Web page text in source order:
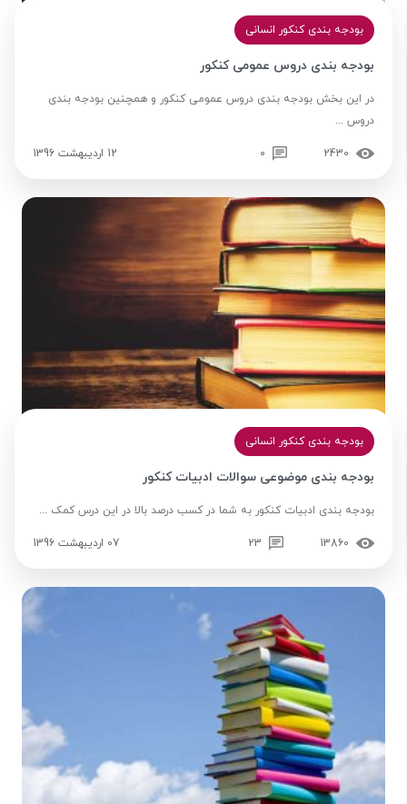
بودجه بندی کنکور انسانی
بودجه بندی دروس عمومی کنکور
در این بخش بودجه بندی دروس عمومی کنکور و همچنین بودجه بندی
دروس ...
2430
0 12 اردیبهشت 1396
بودجه بندی کنکور انسانی
بودجه بندی موضوعی سوالات ادبیات کنکور
بودجه بندی ادبیات کنکور به شما در کسب درصد بالا در این درس کمک ...
13860
23 07 اردیبهشت 1396